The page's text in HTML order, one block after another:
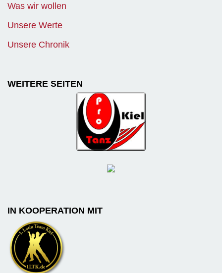
Was wir wollen
Unsere Werte
Unsere Chronik
WEITERE SEITEN
IN KOOPERATION MIT